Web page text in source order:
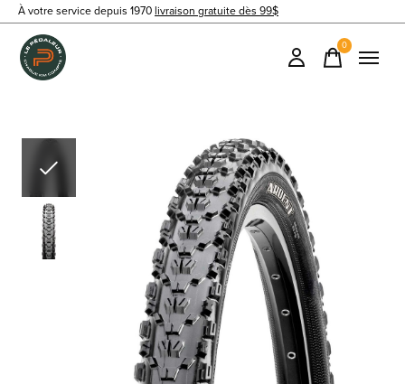
À votre service depuis 1970 livraison gratuite dès 99$
0items